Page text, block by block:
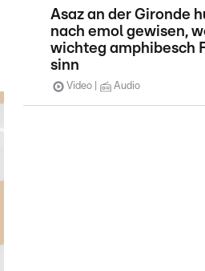
Asaz an der Gironde
nach emol gewisen,
wichteg amphibesch
sinn
Video Audio